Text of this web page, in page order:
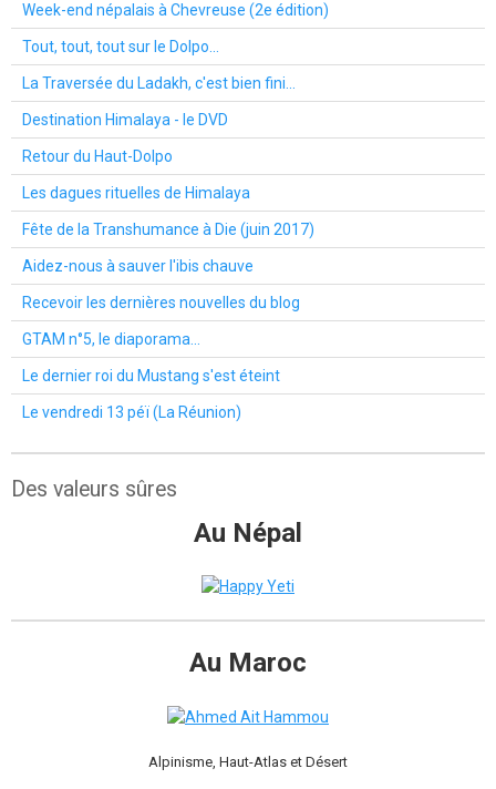
Week-end népalais à Chevreuse (2e édition)
Tout, tout, tout sur le Dolpo...
La Traversée du Ladakh, c'est bien fini...
Destination Himalaya - le DVD
Retour du Haut-Dolpo
Les dagues rituelles de Himalaya
Fête de la Transhumance à Die (juin 2017)
Aidez-nous à sauver l'ibis chauve
Recevoir les dernières nouvelles du blog
GTAM n°5, le diaporama...
Le dernier roi du Mustang s'est éteint
Le vendredi 13 péï (La Réunion)
Des valeurs sûres
Au Népal
Au Maroc
Alpinisme, Haut-Atlas et Désert